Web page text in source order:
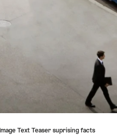
Image Text Teaser suprising facts